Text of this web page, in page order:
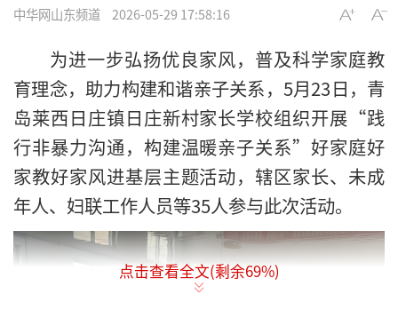
中华网山东频道 2026-05-29 17:58:16
为进一步弘扬优良家风，普及科学家庭教
育理念，助力构建和谐亲子关系，5月23日，青
岛莱西日庄镇日庄新村家长学校组织开展“践
行非暴力沟通，构建温暖亲子关系”好家庭好
家教好家风进基层主题活动，辖区家长、未成
年人、妇联工作人员等35人参与此次活动。
点击查看全文(剩余69%)